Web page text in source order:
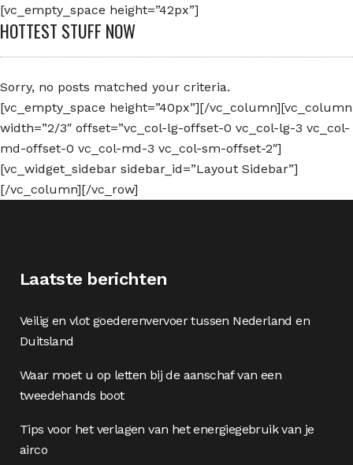
[vc_empty_space height=”42px”]
HOTTEST STUFF NOW
Sorry, no posts matched your criteria.
[vc_empty_space height=”40px”][/vc_column][vc_column
width=”2/3″ offset=”vc_col-lg-offset-0 vc_col-lg-3 vc_col-
md-offset-0 vc_col-md-3 vc_col-sm-offset-2″]
[vc_widget_sidebar sidebar_id=”Layout Sidebar”]
[/vc_column][/vc_row]
Laatste berichten
Veilig en vlot goederenvervoer tussen Nederland en
Duitsland
Waar moet u op letten bij de aanschaf van een
tweedehands boot
Tips voor het verlagen van het energiegebruik van je
airco